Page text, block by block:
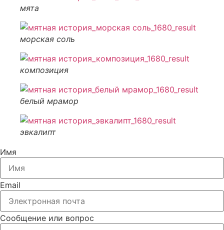
мята
морская соль
композиция
белый мрамор
эвкалипт
Имя
Email
Сообщение или вопрос